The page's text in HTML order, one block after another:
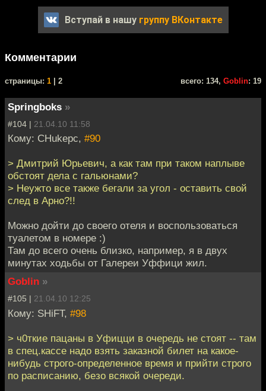
Вступай в нашу группу ВКонтакте
Комментарии
cтраницы: 1 | 2 всего: 134, Goblin: 19
Springboks »
#104 | 21.04.10 11:58
Кому: CHukepc, #90
> Дмитрий Юрьевич, а как там при таком наплыве
обстоят дела с гальюнами?
> Неужто все также бегали за угол - оставить свой
след в Арно?!!
Можно дойти до своего отеля и воспользоваться
туалетом в номере :)
Там до всего очень близко, например, я в двух
минутах ходьбы от Галереи Уффици жил.
Goblin »
#105 | 21.04.10 12:25
Кому: SHiFT, #98
> ч0ткие пацаны в Уфицци в очередь не стоят -- там
в спец.кассе надо взять заказной билет на какое-
нибудь строго-определенное время и прийти строго
по расписанию, безо всякой очереди.